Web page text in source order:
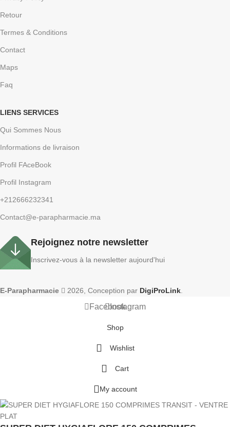
Retour
Termes & Conditions
Contact
Maps
Faq
LIENS SERVICES
Qui Sommes Nous
Informations de livraison
Profil FAceBook
Profil Instagram
+212666232341
Contact@e-parapharmacie.ma
Rejoignez notre newsletter
Inscrivez-vous à la newsletter aujourd'hui
E-Parapharmacie 2026, Conception par DigiProLink
FacebookInstagram
Shop
Wishlist
Cart
My account